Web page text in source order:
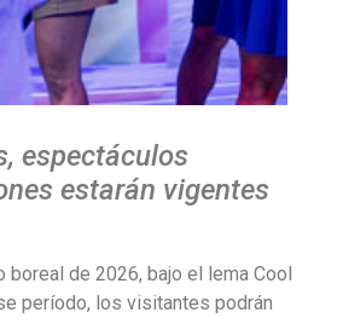
espectáculos
estarán vigentes
de 2026, bajo el lema Cool
período, los visitantes podrán